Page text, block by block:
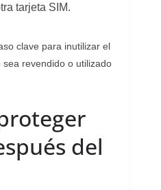
tarjeta SIM.
clave para inutilizar el
revendido o utilizado
del